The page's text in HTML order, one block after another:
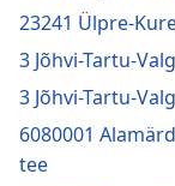
23241 Ülpre-
3 Jõhvi-Tartu-
3 Jõhvi-Tartu-
6080001
tee